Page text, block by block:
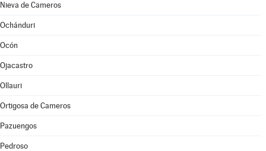
Nieva de Cameros
Ochánduri
Ocón
Ojacastro
Ollauri
Ortigosa de Cameros
Pazuengos
Pedroso